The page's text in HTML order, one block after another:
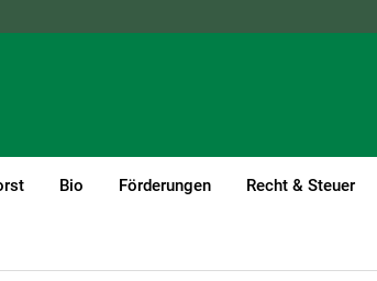
Bio Förderungen Recht & Steuer